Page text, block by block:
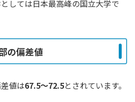
しては日本最高峰の国立大学で
の偏差値
値は67.5〜72.5とされています。